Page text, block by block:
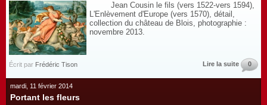
Jean Cousin le fils (vers 1522-vers 1594),
L'Enlèvement d'Europe (vers 1570), détail,
collection du château de Blois, photographie :
novembre 2013.
Écrit par Frédéric Tison Lire la suite 0
mardi, 11 février 2014
Portant les fleurs